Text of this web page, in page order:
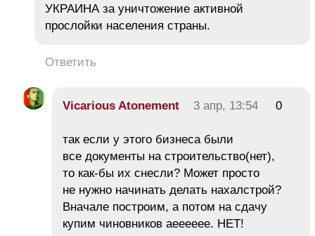
УКРАИНА за уничтожение активной
прослойки населения страны.
Ответить
Vicarious Atonement 3 апр, 13:54 0
так если у этого бизнеса были
все документы на строительство(нет),
то как-бы их снесли? Может просто
не нужно начинать делать нахалстрой?
Вначале построим, а потом на сдачу
купим чиновников аееееее. НЕТ!